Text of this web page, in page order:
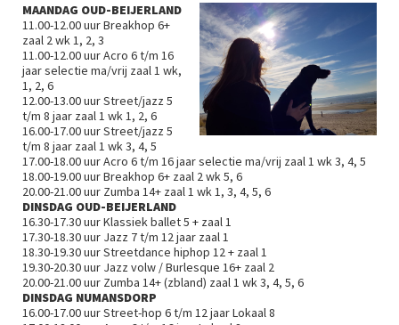
MAANDAG OUD-BEIJERLAND
11.00-12.00 uur Breakhop 6+
zaal 2 wk 1, 2, 3
11.00-12.00 uur Acro 6 t/m 16
jaar selectie ma/vrij zaal 1 wk,
1, 2, 6
12.00-13.00 uur Street/jazz 5
t/m 8 jaar zaal 1 wk 1, 2, 6
16.00-17.00 uur Street/jazz 5
t/m 8 jaar zaal 1 wk 3, 4, 5
17.00-18.00 uur Acro 6 t/m 16 jaar selectie ma/vrij zaal 1 wk 3, 4, 5
18.00-19.00 uur Breakhop 6+ zaal 2 wk 5, 6
20.00-21.00 uur Zumba 14+ zaal 1 wk 1, 3, 4, 5, 6
DINSDAG OUD-BEIJERLAND
16.30-17.30 uur Klassiek ballet 5 + zaal 1
17.30-18.30 uur Jazz 7 t/m 12 jaar zaal 1
18.30-19.30 uur Streetdance hiphop 12 + zaal 1
19.30-20.30 uur Jazz volw / Burlesque 16+ zaal 2
20.00-21.00 uur Zumba 14+ (zbland) zaal 1 wk 3, 4, 5, 6
DINSDAG NUMANSDORP
16.00-17.00 uur Street-hop 6 t/m 12 jaar Lokaal 8